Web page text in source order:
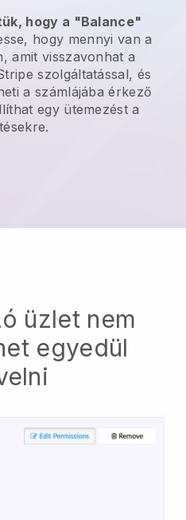
hogy a "Balance"
hogy mennyi van a
amit visszavonhat a
szolgáltatással, és
a számlájába érkező
egy ütemezést a
üzlet nem
egyedül